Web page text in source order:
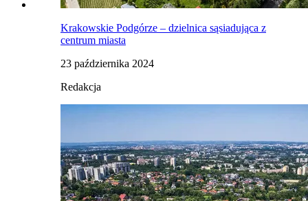
Krakowskie Podgórze – dzielnica sąsiadująca z
centrum miasta
23 października 2024
Redakcja